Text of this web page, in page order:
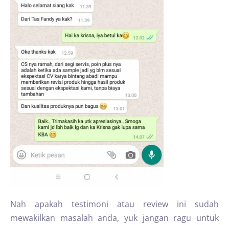
Nah apakah testimoni atau review ini sudah
mewakilkan masalah anda, yuk jangan ragu untuk